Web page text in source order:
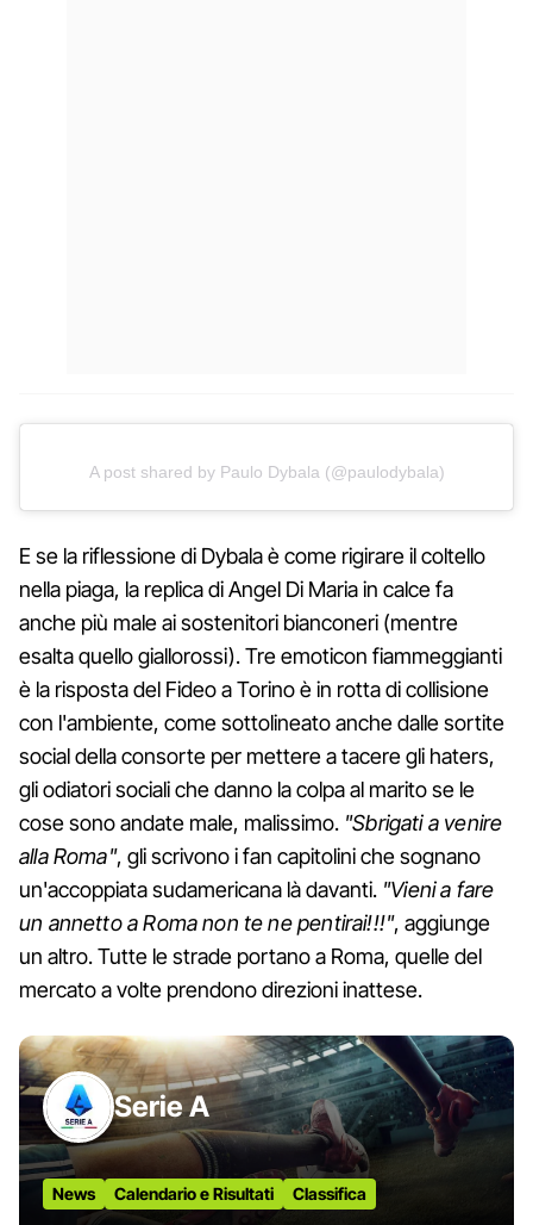
A post shared by Paulo Dybala (@paulodybala)
E se la riflessione di Dybala è come rigirare il coltello
nella piaga, la replica di Angel Di Maria in calce fa
anche più male ai sostenitori bianconeri (mentre
esalta quello giallorossi). Tre emoticon fiammeggianti
è la risposta del Fideo a Torino è in rotta di collisione
con l'ambiente, come sottolineato anche dalle sortite
social della consorte per mettere a tacere gli haters,
gli odiatori sociali che danno la colpa al marito se le
cose sono andate male, malissimo. "Sbrigati a venire
alla Roma", gli scrivono i fan capitolini che sognano
un'accoppiata sudamericana là davanti. "Vieni a fare
un annetto a Roma non te ne pentirai!!!", aggiunge
un altro. Tutte le strade portano a Roma, quelle del
mercato a volte prendono direzioni inattese.
Serie A
News Calendario e Risultati Classifica